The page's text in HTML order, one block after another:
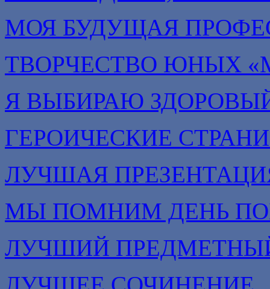
МОЯ БУДУЩАЯ
ТВОРЧЕСТВО ЮНЫХ
Я ВЫБИРАЮ
ГЕРОИЧЕСКИЕ
ЛУЧШАЯ
МЫ ПОМНИМ ДЕНЬ
ЛУЧШИЙ